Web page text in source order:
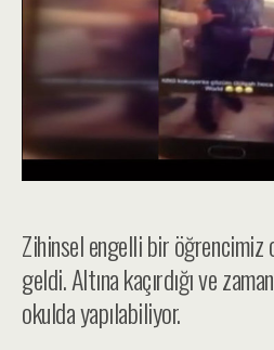
Zihinsel engelli bir öğrencimiz
geldi. Altına kaçırdığı ve
okulda yapılabiliyor.